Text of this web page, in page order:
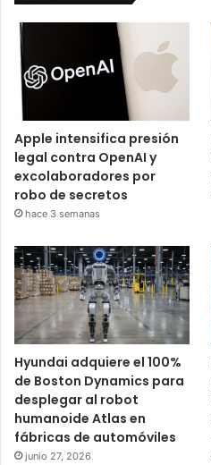
Apple intensifica presión
legal contra OpenAI y
excolaboradores por
robo de secretos
hace 3 semanas
Hyundai adquiere el 100%
de Boston Dynamics para
desplegar al robot
humanoide Atlas en
fábricas de automóviles
junio 27, 2026